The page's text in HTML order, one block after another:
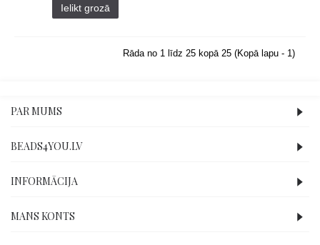
Ielikt grozā
Rāda no 1 līdz 25 kopā 25 (Kopā lapu - 1)
PAR MUMS
BEADS4YOU.LV
INFORMĀCIJA
MANS KONTS